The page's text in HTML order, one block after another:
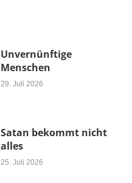
Unvernünftige
Menschen
29. Juli 2026
Satan bekommt nicht
alles
25. Juli 2026